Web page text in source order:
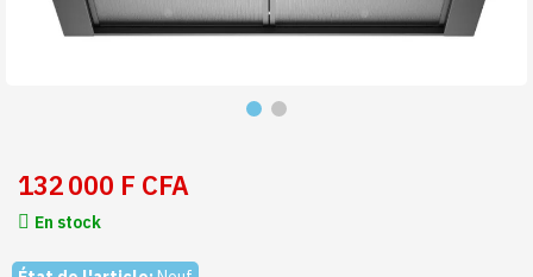
132 000 F CFA
En stock